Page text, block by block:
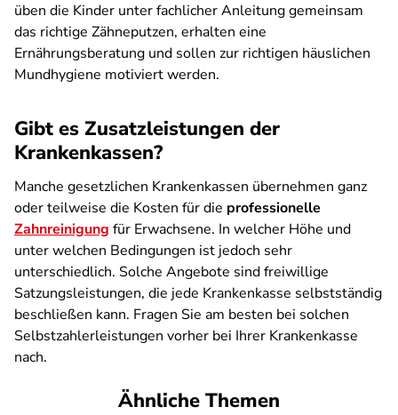
üben die Kinder unter fachlicher Anleitung gemeinsam
das richtige Zähneputzen, erhalten eine
Ernährungsberatung und sollen zur richtigen häuslichen
Mundhygiene motiviert werden.
Gibt es Zusatzleistungen der
Krankenkassen?
Manche gesetzlichen Krankenkassen übernehmen ganz
oder teilweise die Kosten für die professionelle
Zahnreinigung für Erwachsene. In welcher Höhe und
unter welchen Bedingungen ist jedoch sehr
unterschiedlich. Solche Angebote sind freiwillige
Satzungsleistungen, die jede Krankenkasse selbstständig
beschließen kann. Fragen Sie am besten bei solchen
Selbstzahlerleistungen vorher bei Ihrer Krankenkasse
nach.
Ähnliche Themen